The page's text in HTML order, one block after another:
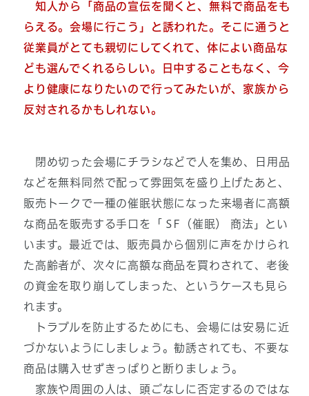
知人から「商品の宣伝を聞くと、無料で商品をも
らえる。会場に行こう」と誘われた。そこに通うと
従業員がとても親切にしてくれて、体によい商品な
ども選んでくれるらしい。日中することもなく、今
より健康になりたいので行ってみたいが、家族から
反対されるかもしれない。
閉め切った会場にチラシなどで人を集め、日用品
などを無料同然で配って雰囲気を盛り上げたあと、
販売トークで一種の催眠状態になった来場者に高額
な商品を販売する手口を「 SF（催眠） 商法」とい
います。最近では、販売員から個別に声をかけられ
た高齢者が、次々に高額な商品を買わされて、老後
の資金を取り崩してしまった、というケースも見ら
れます。
トラブルを防止するためにも、会場には安易に近
づかないようにしましょう。勧誘されても、不要な
商品は購入せずきっぱりと断りましょう。
家族や周囲の人は、頭ごなしに否定するのではな